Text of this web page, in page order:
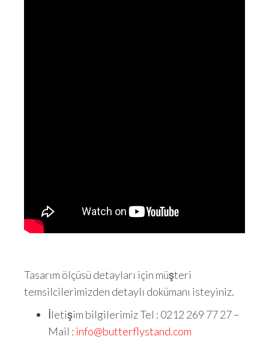
Tasarım ölçüsü detayları için müşteri
temsilcilerimizden detaylı dokümanı isteyiniz.
İletişim bilgilerimiz Tel : 0212 269 77 27 –
Mail : info@butterflystand.com